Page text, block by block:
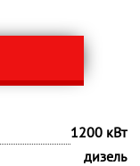
1200 кВт
дизель